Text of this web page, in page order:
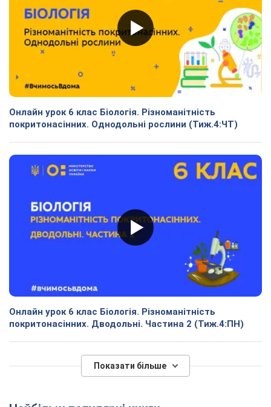
Онлайн урок 6 клас Біологія. Різноманітність
покритонасінних. Однодольні рослини (Тиж.4:ЧТ)
Онлайн урок 6 клас Біологія. Різноманітність
покритонасінних. Дводольні. Частина 2 (Тиж.4:ПН)
Показати більше